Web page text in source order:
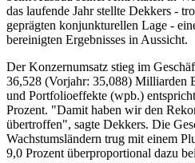
das laufende Jahr stellte Dekkers -
geprägten konjunkturellen Lage -
bereinigten Ergebnisses in Aussicht.
Der Konzernumsatz stieg im
36,528 (Vorjahr: 35,088) Milliarden
und Portfolioeffekte (wpb.)
Prozent. "Damit haben wir den
übertroffen", sagte Dekkers. Die
Wachstumsländern trug mit einem
9,0 Prozent überproportional dazu